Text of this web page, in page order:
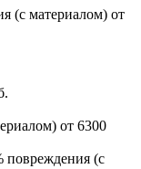
(с материалом) от
от 6300
повреждения (с